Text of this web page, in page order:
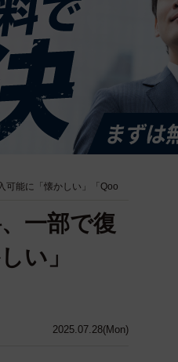
可能に「懐かしい」「Qoo
2025.07.28(Mon)
一部で復
い」